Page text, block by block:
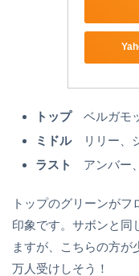
トップベルガモッ
ミドルリリー、
ラスト
アンバー
トップのグリーンが
印象です。サボンと同
ますが、こちらの方が
万人受けしそう！